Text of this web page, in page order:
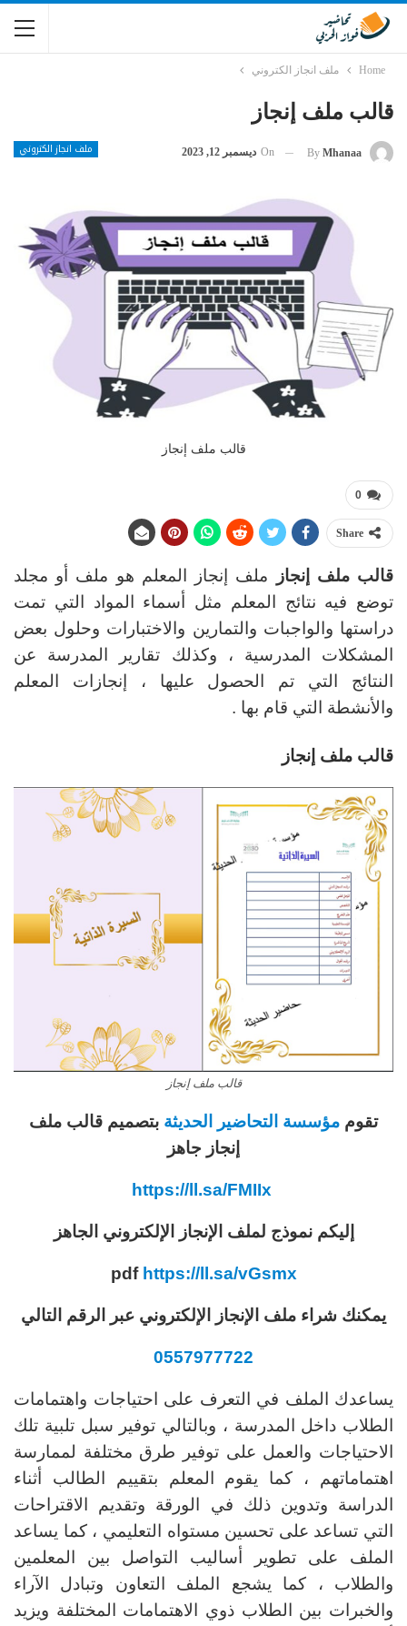
Home ملف انجاز الكتروني
قالب ملف إنجاز
ملف انجاز الكتروني By Mhanaa
On ديسمبر 12, 2023
قالب ملف إنجاز
0
Share
قالب ملف إنجاز ملف إنجاز المعلم هو ملف أو مجلد
توضع فيه نتائج المعلم مثل أسماء المواد التي تمت
دراستها والواجبات والتمارين والاختبارات وحلول بعض
المشكلات المدرسية ، وكذلك تقارير المدرسة عن
النتائج التي تم الحصول عليها ، إنجازات المعلم
والأنشطة التي قام بها .
قالب ملف إنجاز
قالب ملف إنجاز
تقوم مؤسسة التحاضير الحديثة بتصميم قالب ملف
إنجاز جاهز
https://ll.sa/FMIIx
إليكم نموذج لملف الإنجاز الإلكتروني الجاهز
pdf https://ll.sa/vGsmx
يمكنك شراء ملف الإنجاز الإلكتروني عبر الرقم التالي
0557977722
يساعدك الملف في التعرف على احتياجات واهتمامات
الطلاب داخل المدرسة ، وبالتالي توفير سبل تلبية تلك
الاحتياجات والعمل على توفير طرق مختلفة لممارسة
اهتماماتهم ، كما يقوم المعلم بتقييم الطالب أثناء
الدراسة وتدوين ذلك في الورقة وتقديم الاقتراحات
التي تساعد على تحسين مستواه التعليمي ، كما يساعد
الملف على تطوير أساليب التواصل بين المعلمين
والطلاب ، كما يشجع الملف التعاون وتبادل الآراء
والخبرات بين الطلاب ذوي الاهتمامات المختلفة ويزيد